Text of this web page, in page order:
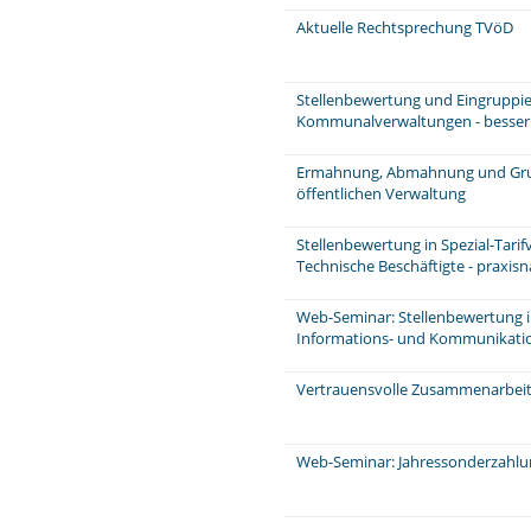
Aktuelle Rechtsprechung TVöD
Stellenbewertung und
Kommunalverwaltungen -
Ermahnung, Abmahnung und
öffentlichen Verwaltung
Stellenbewertung in Spezial-
Technische Beschäftigte -
Web-Seminar: Stellenbewertung
Informations- und
Vertrauensvolle
Web-Seminar: